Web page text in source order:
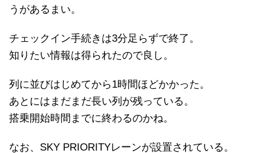
うがあるまい。
チェックイン手続きは3分足らずで終了。
知りたい情報は得られたので良し。
列に並びはじめてから1時間ほどかかった。
あとにはまだまだ長い列が残っている。
搭乗開始時間までに終わるのかね。
なお、SKY PRIORITYレーンが設置されている。